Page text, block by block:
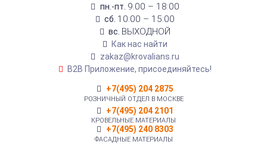
пн.-пт. 9:00 – 18:00
сб. 10:00 – 15:00
вс. ВЫХОДНОЙ
Как нас найти
zakaz@krovalians.ru
B2B Приложение, присоединяйтесь!
+7(495) 204 2875
РОЗНИЧНЫЙ ОТДЕЛ В МОСКВЕ
+7(495) 204 2101
КРОВЕЛЬНЫЕ МАТЕРИАЛЫ
+7(495) 240 8303
ФАСАДНЫЕ МАТЕРИАЛЫ